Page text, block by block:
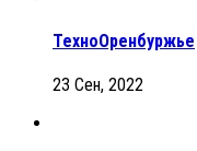
ТехноОренбуржье
23 Сен, 2022